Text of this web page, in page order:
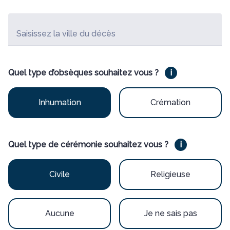
Saisissez la ville du décès
Quel type d’obsèques souhaitez vous ? i
Inhumation Crémation
Quel type de cérémonie souhaitez vous ? i
Civile Religieuse
Aucune Je ne sais pas